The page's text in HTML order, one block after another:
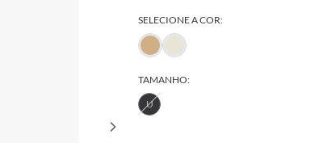
SELECIONE A COR:
TAMANHO:
U